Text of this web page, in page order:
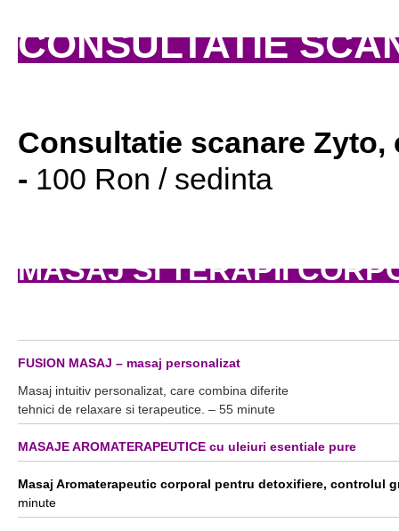
CONSULTATIE
Consultatie scanare
- 100 Ron / sedinta
MASAJ SI TERAPIICORP
FUSION MASAJ – masaj personalizat
Masaj intuitiv personalizat, care combina diferite
tehnici de relaxare si terapeutice. – 55 minute
MASAJE AROMATERAPEUTICE cu uleiuri esentiale pure
Masaj Aromaterapeutic corporal pentru detoxifiere, controlul
minute